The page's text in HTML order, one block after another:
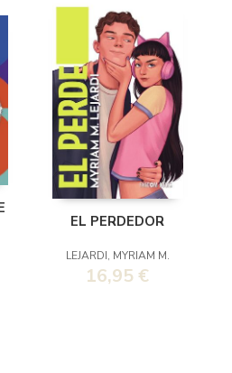
EL PERDEDOR
LEJARDI, MYRIAM M.
16,95 €